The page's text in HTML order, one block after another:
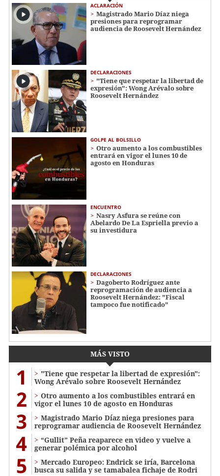
ACLARACIÓN
Magistrado Mario Díaz niega
presiones para reprogramar
audiencia de Roosevelt Hernández
DECLARACIONES
"Tiene que respetar la libertad de
expresión": Wong Arévalo sobre
Roosevelt Hernández
GOLPE AL BOLSILLO
Otro aumento a los combustibles
entrará en vigor el lunes 10 de
agosto en Honduras
ENCUENTRO
Nasry Asfura se reúne con
Abelardo De La Espriella previo a
su investidura
DECLARACIONES
Dagoberto Rodríguez ante
reprogramación de audiencia a
Roosevelt Hernández: "Fiscal
tampoco fue notificado"
MÁS VISTO
1
"Tiene que respetar la libertad de expresión":
Wong Arévalo sobre Roosevelt Hernández
2
Otro aumento a los combustibles entrará en
vigor el lunes 10 de agosto en Honduras
3
Magistrado Mario Díaz niega presiones para
reprogramar audiencia de Roosevelt Hernández
4
“Gullit” Peña reaparece en video y vuelve a
generar polémica por alcohol
5
Mercado Europeo: Endrick se iría, Barcelona
busca su salida y se tamabalea fichaje de Rodri